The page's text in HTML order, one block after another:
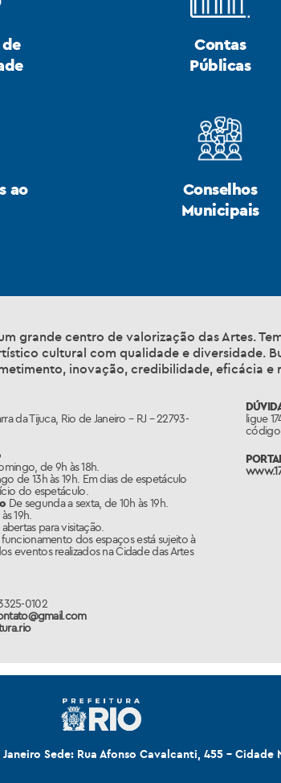
Contas
Públicas
ao
Conselhos
Municipais
grande centro de valorização das Artes.
cultural com qualidade e diversidade.
inovação, credibilidade, eficácia e
da Tijuca, Rio de Janeiro – RJ – 22793-
de 9h às 18h.
de 13h às 19h. Em dias de espetáculo
do espetáculo.
De segunda a sexta, de 10h às 19h.
19h.
para visitação.
dos espaços está sujeito à
eventos realizados na Cidade das Artes
0102
ligue
código
Sede: Rua Afonso Cavalcanti, 455 - Cidade